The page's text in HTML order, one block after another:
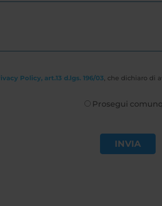
Policy, art.13 d.lgs. 196/03 , che dichiaro di
Prosegui